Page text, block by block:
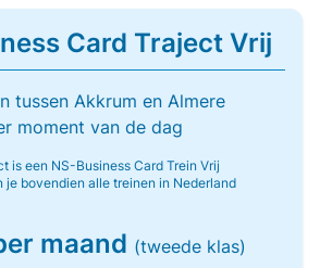
Card Traject Vrij
tussen Akkrum en Almere
moment van de dag
is een NS-Business Card Trein Vrij
je bovendien alle treinen in Nederland
maand (tweede klas)